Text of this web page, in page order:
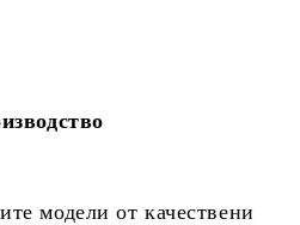
модели от качествени